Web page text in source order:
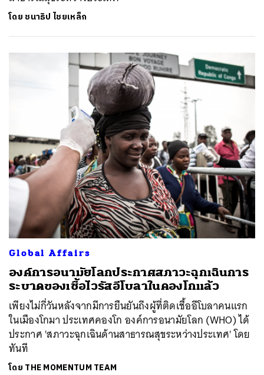
โดย ชนาธิป ไชยเหล็ก
Global Affairs
องค์การอนามัยโลกประกาศสภาวะฉุกเฉินการ
ระบาดของเชื้อไวรัสอีโบลาในคองโกแล้ว
เพียงไม่กี่วันหลังจากมีการยืนยันถึงผู้ที่ติดเชื้ออีโบลาคนแรก
ในเมืองโกมา ประเทศคองโก องค์การอนามัยโลก (WHO) ได้
ประกาศ 'สภาวะฉุกเฉินด้านสาธารณสุขระหว่างประเทศ' โดย
ทันที
โดย THE MOMENTUM TEAM